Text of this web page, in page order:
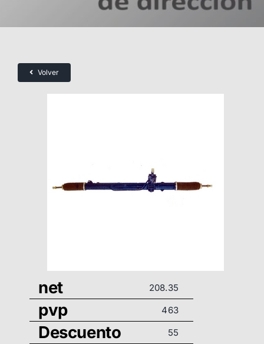
Volver
net 208.35
pvp 463
Descuento 55